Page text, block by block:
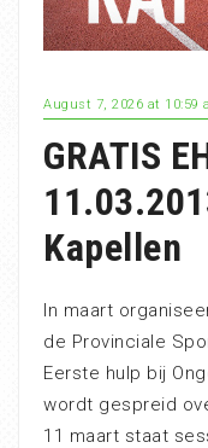
August 7, 2026 at 10:59
GRATIS
Kapellen
In maart
de Provinciale
Eerste hulp bij
wordt gespreid
11 maart staat